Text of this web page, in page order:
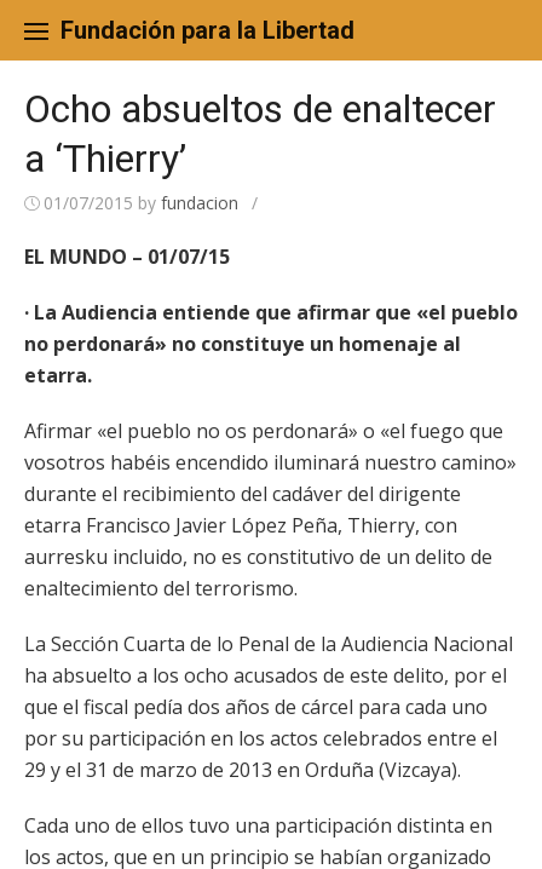
content
Fundación para la Libertad
Ocho absueltos de enaltecer
a ‘Thierry’
01/07/2015 by fundacion /
EL MUNDO – 01/07/15
· La Audiencia entiende que afirmar que «el pueblo
no perdonará» no constituye un homenaje al
etarra.
Afirmar «el pueblo no os perdonará» o «el fuego que
vosotros habéis encendido iluminará nuestro camino»
durante el recibimiento del cadáver del dirigente
etarra Francisco Javier López Peña, Thierry, con
aurresku incluido, no es constitutivo de un delito de
enaltecimiento del terrorismo.
La Sección Cuarta de lo Penal de la Audiencia Nacional
ha absuelto a los ocho acusados de este delito, por el
que el fiscal pedía dos años de cárcel para cada uno
por su participación en los actos celebrados entre el
29 y el 31 de marzo de 2013 en Orduña (Vizcaya).
Cada uno de ellos tuvo una participación distinta en
los actos, que en un principio se habían organizado